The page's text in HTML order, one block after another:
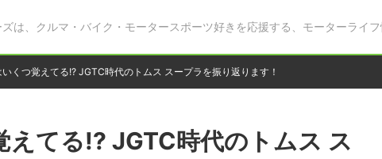
は、クルマ・バイク・モータースポーツ好きを応援する、モーターライフ
くつ覚えてる!? JGTC時代のトムス スープラを振り返ります！
えてる!? JGTC時代のトムス ス